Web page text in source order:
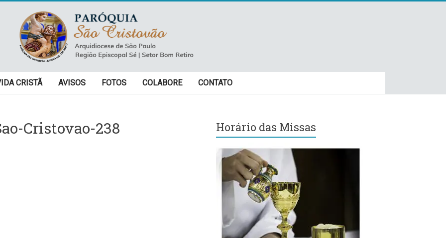
CRISTÃ AVISOS FOTOS COLABORE CONTATO
Cristovao-238 Horário das Missas